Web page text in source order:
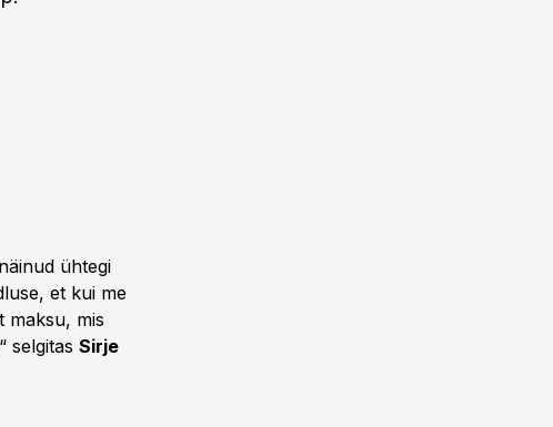
ühtegi
et kui me
maksu, mis
selgitas Sirje